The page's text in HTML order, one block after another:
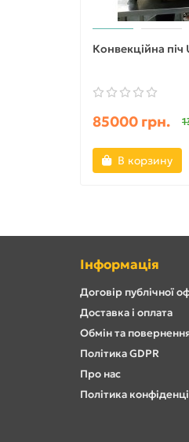
Конвекційна піч
85000 грн.
В корзину
Інформація
Договір публічної
Доставка і оплата
Обмін та
Політика GDPR
Про нас
Політика